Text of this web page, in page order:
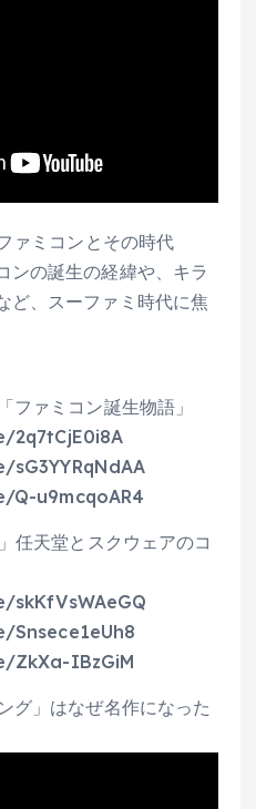
ァミコンとその時代
ンの誕生の経緯や、キラ
ど、スーファミ時代に焦
ファミコン誕生物語」
2q7tCjE0i8A
u9mcqoAR4
任天堂とスクウェアのコ
ZkXa-IBzGiM
グ」はなぜ名作になった